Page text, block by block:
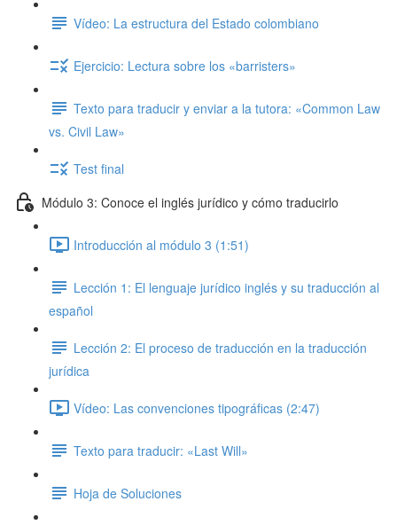
Vídeo: La estructura del Estado colombiano
Ejercicio: Lectura sobre los «barristers»
Texto para traducir y enviar a la tutora: «Common Law
vs. Civil Law»
Test final
Módulo 3: Conoce el inglés jurídico y cómo traducirlo
Introducción al módulo 3 (1:51)
Lección 1: El lenguaje jurídico inglés y su traducción al
español
Lección 2: El proceso de traducción en la traducción
jurídica
Vídeo: Las convenciones tipográficas (2:47)
Texto para traducir: «Last Will»
Hoja de Soluciones